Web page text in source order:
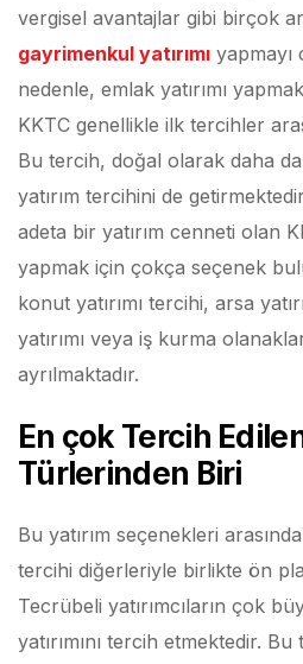
vergisel avantajlar gibi birçok
gayrimenkul yatırımı yapmayı
nedenle, emlak yatırımı
KKTC genellikle ilk tercihler
Bu tercih, doğal olarak daha
yatırım tercihini de
adeta bir yatırım cenneti olan
yapmak için çokça seçenek
konut yatırımı tercihi, arsa
yatırımı veya iş kurma
ayrılmaktadır.
En çok Tercih
Türlerinden Biri
Bu yatırım seçenekleri
tercihi diğerleriyle birlikte ön
Tecrübeli yatırımcıların çok
yatırımını tercih etmektedir.